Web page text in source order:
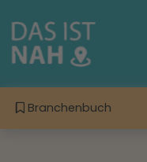
Branchenbuch